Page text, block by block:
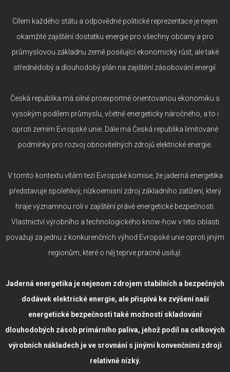
Cílem každého státu a odpovědné politické reprezentace je nejen
okamžité zajištění dostatku energie pro všechny občany a pro
průmyslovou základnu země posilující ekonomický růst, ale také
střednědobý a dlouhodobý plán na zajištění zásobování energií.
Česká republika má silně proexportně orientovanou ekonomiku s
vysokým podílem průmyslu, včetně energeticky náročného, a to i
oproti zemím Evropské unie. Dále má Česká republika limitované
podmínky pro rozvoj obnovitelných zdrojů elektrické energie.
V tomto kontextu vítám tezi Evropské komise, že jaderná energetika
představuje spolehlivý, nízkoemisní zdroj základního zatížení, který
hraje významnou roli v zajištění právě energetické bezpečnosti.
Vlastnictví výrobního a technologického know-how v této oblasti
považuji za jednu z konkurenčních výhod Evropské unie oproti jiným
regionům, které o něj teprve pracně usilují.
Jaderná energetika je nejenom zdrojem stabilních a bezpečných
dodávek elektrické energie, ale přispívá ke zvýšení naší
energetické bezpečnosti také možností skladování
dlouhodobých zásob primárního paliva, jehož podíl na celkových
výrobních nákladech je ve srovnání s jinými konvenčními zdroji
relativně nízký.